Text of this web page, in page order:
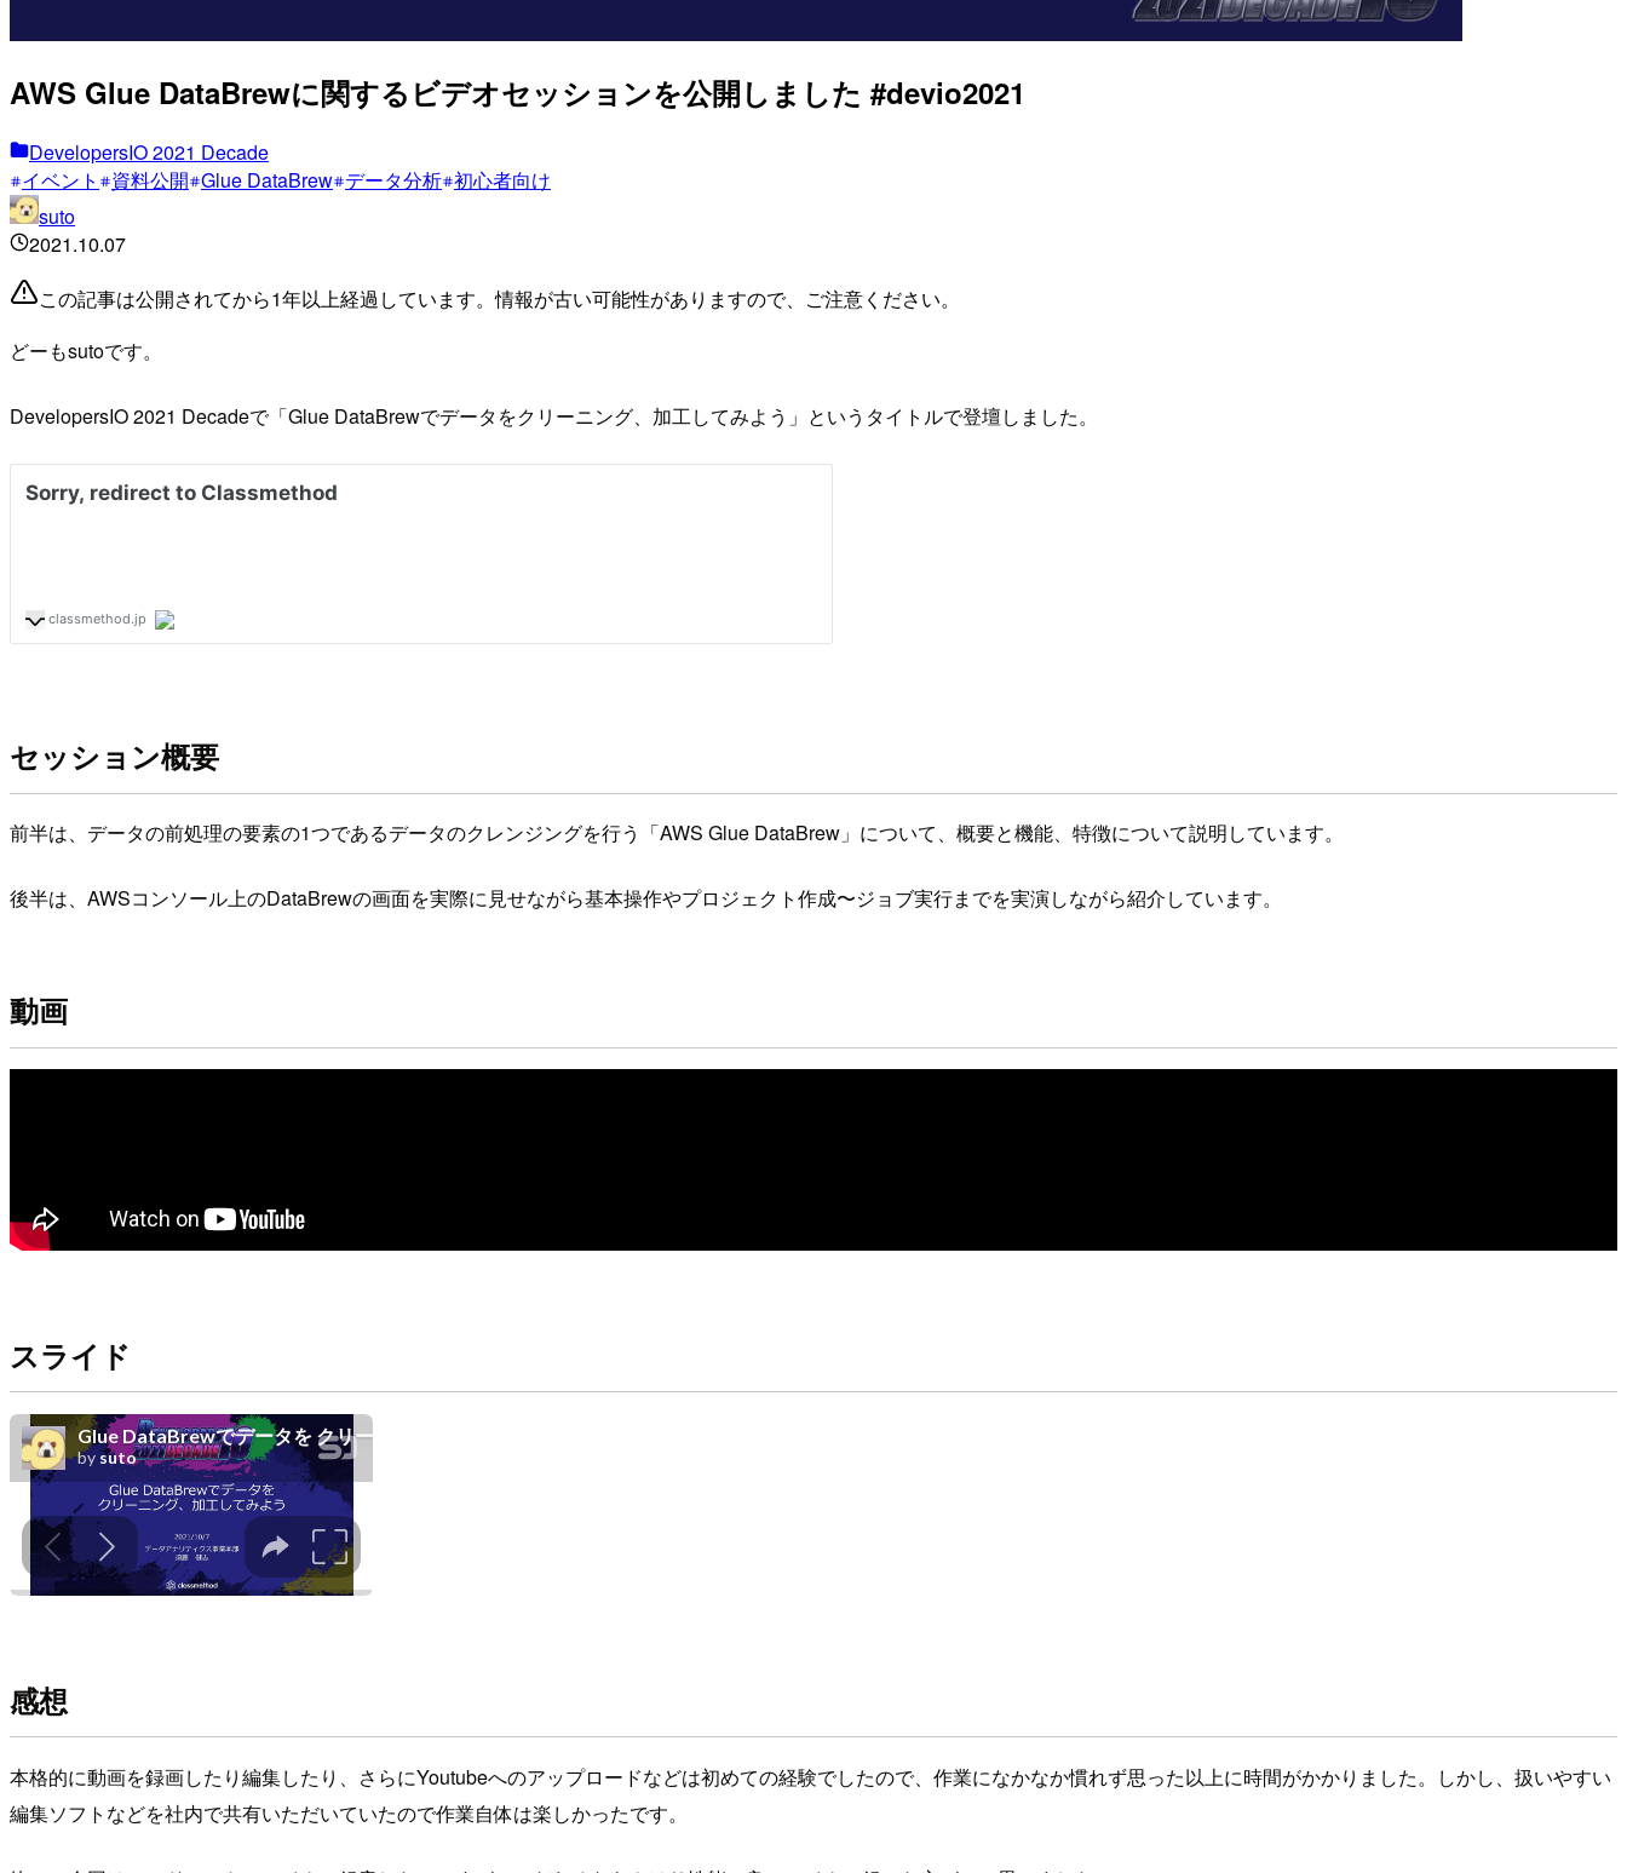
AWS Glue DataBrewに関するビデオセッションを公開しました #devio2021
DevelopersIO 2021 Decade
イベント
資料公開 Glue DataBrew データ分析 初心者向け
suto
2021.10.07
この記事は公開されてから1年以上経過しています。情報が古い可能性がありますので、ご注意ください。
どーもsutoです。
DevelopersIO 2021 Decadeで「Glue DataBrewでデータをクリーニング、加工してみよう」というタイトルで登壇しました。
セッション概要
前半は、データの前処理の要素の1つであるデータのクレンジングを行う「AWS Glue DataBrew」について、概要と機能、特徴について説明しています。
後半は、AWSコンソール上のDataBrewの画面を実際に見せながら基本操作やプロジェクト作成〜ジョブ実行までを実演しながら紹介しています。
動画
スライド
感想
本格的に動画を録画したり編集したり、さらにYoutubeへのアップロードなどは初めての経験でしたので、作業になかなか慣れず思った以上に時間がかかりました。しかし、扱いやすい
編集ソフトなどを社内で共有いただいていたので作業自体は楽しかったです。